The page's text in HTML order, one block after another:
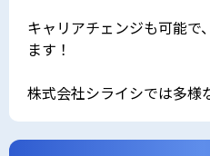
キャリアチェンジも可能で
ます！
株式会社シライシでは多様